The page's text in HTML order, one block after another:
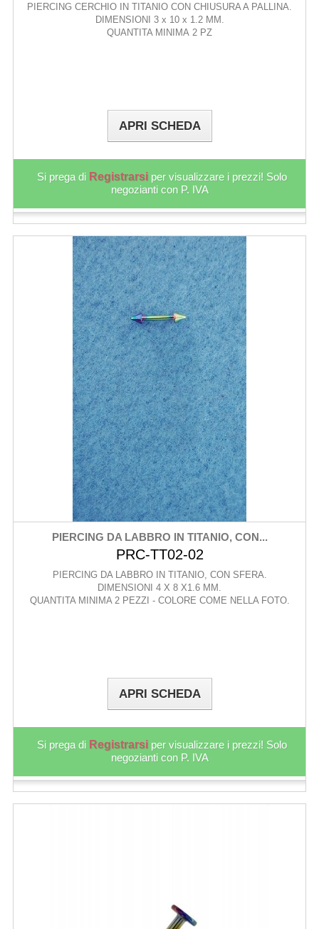
PIERCING CERCHIO IN TITANIO CON CHIUSURA A PALLINA.
DIMENSIONI 3 x 10 x 1.2 MM.
QUANTITA MINIMA 2 PZ
APRI SCHEDA
Si prega di Registrarsi per visualizzare i prezzi! Solo
negozianti con P. IVA
PIERCING DA LABBRO IN TITANIO, CON...
PRC-TT02-02
PIERCING DA LABBRO IN TITANIO, CON SFERA.
DIMENSIONI 4 X 8 X1.6 MM.
QUANTITA MINIMA 2 PEZZI - COLORE COME NELLA FOTO.
APRI SCHEDA
Si prega di Registrarsi per visualizzare i prezzi! Solo
negozianti con P. IVA